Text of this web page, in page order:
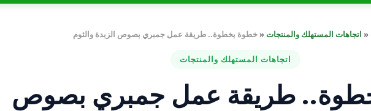
« اتجاهات المستهلك والمنتجات«خطوة بخطوة.. طريقة عمل جمبري بصوص الزبدة والثوم
اتجاهات المستهلك والمنتجات
طريقة عمل جمبري بصوص